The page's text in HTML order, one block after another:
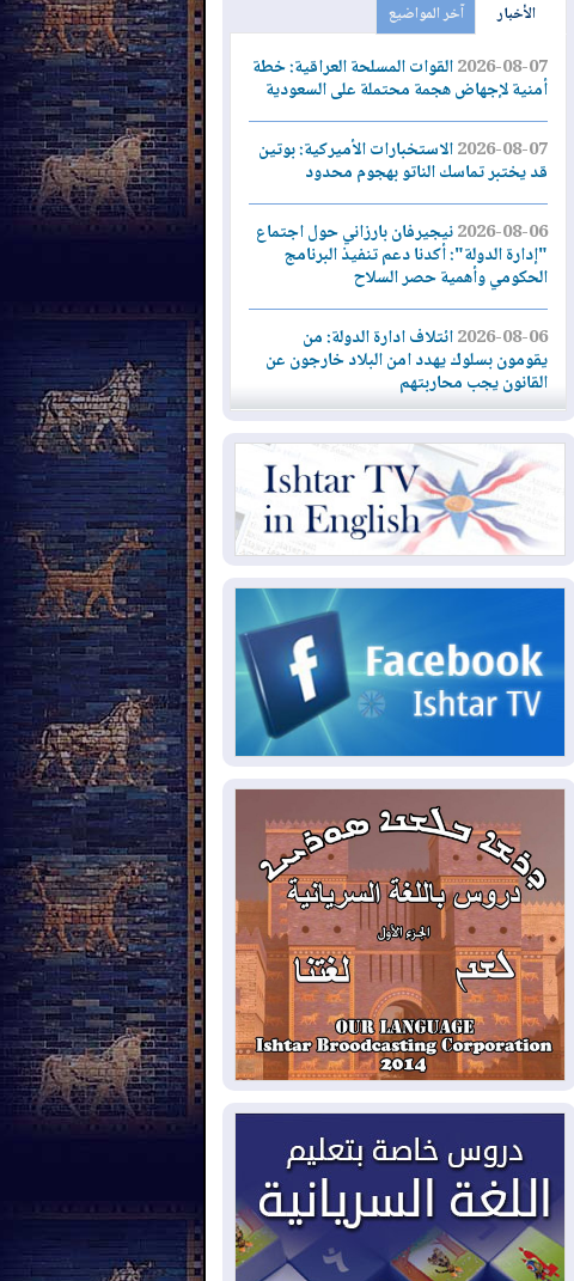
الأخبار آخر المواضيع
2026-08-07القوات المسلحة العراقية: خطة
أمنية لإجهاض هجمة محتملة على السعودية
2026-08-07الاستخبارات الأميركية: بوتين
قد يختبر تماسك الناتو بهجوم محدود
2026-08-06نيجيرفان بارزاني حول اجتماع
"إدارة الدولة": أكدنا دعم تنفيذ البرنامج
الحكومي وأهمية حصر السلاح
2026-08-06ائتلاف ادارة الدولة: من
يقومون بسلوك يهدد امن البلاد خارجون عن
القانون يجب محاربتهم
2026-08-06بعد هجومين قرب باب المندب..
تحذيرات من تصعيد يهدد الملاحة في البحر
الأحمر
2026-08-06مئات القاصرين بلا مأوى.. أزمة
لمدة عام.. بدء توريد 100
مليون قدم مكعب يومياً من غاز كورمور في
إقليم كوردستان إلى وزارة الكهرباء العراقية
15كارثة بيئية ومناخية ترسم
ملامح أخطر التحديات التي تواجه العراق
اليوم
2026-08-05
حرائق فرنسا.. توقيف 402
شخص بينهم 156 قاصرا منذ بداية موسم
الحرائق
2026-08-04سومو: إنتاج النفط في إقليم
كوردستان انخفض إلى أقل من 10%
2026-08-04ملفات حقبة الكاظمي تعود إلى
الواجهة.. أنباء عن مراجعات قضائية
وتحقيقات أوسع في قضايا فساد
بيترو يشكو تزوير الانتخابات
الرئاسية ويحذر من "حرب أهلية" في
كولومبيا
2026-08-03رئيس إقليم كوردستان في
دمشق في زيارة رسمية